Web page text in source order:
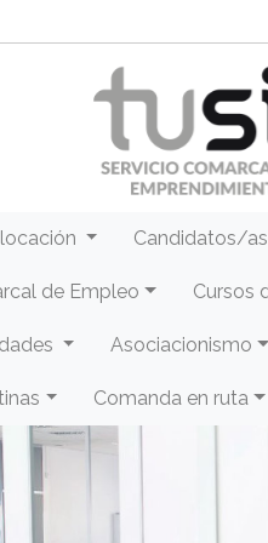
Candidatos/as
de Empleo Cursos
Asociacionismo
Comanda en ruta